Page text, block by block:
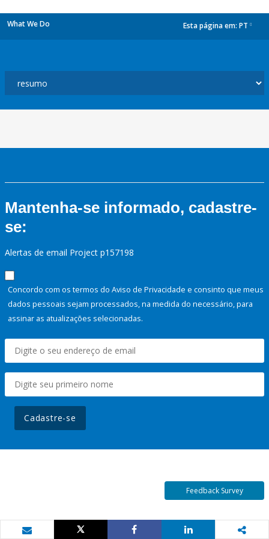
What We Do Esta página em: PT
Mantenha-se informado, cadastre-
se:
Alertas de email Project p157198
Concordo com os termos do Aviso de Privacidade e consinto que meus
dados pessoais sejam processados, na medida do necessário, para
assinar as atualizações selecionadas.
Cadastre-se
Feedback Survey